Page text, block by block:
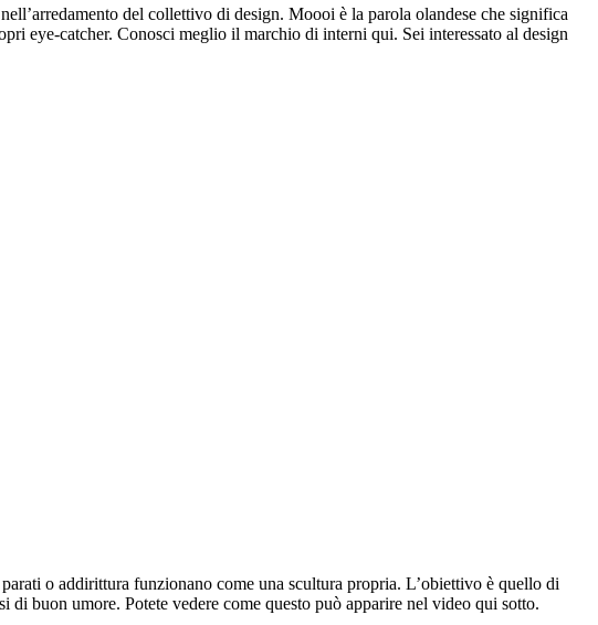
del collettivo di design. Moooi è la parola olandese che significa
eye-catcher. Conosci meglio il marchio di interni qui. Sei interessato al design
o addirittura funzionano come una scultura propria. L’obiettivo è quello di
buon umore. Potete vedere come questo può apparire nel video qui sotto.